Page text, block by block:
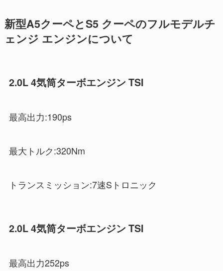
新型A5クーペとS5 クーペのフルモデルチ
ェンジ エンジンについて
2.0L 4気筒ターボエンジン TSI
最高出力:190ps
最大トルク:320Nm
トランスミッション:7速Sトロニック
2.0L 4気筒ターボエンジン TSI
最高出力252ps